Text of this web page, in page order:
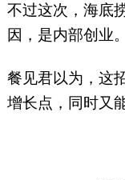
不过这次，海底
因，是内部创业。
餐见君以为，这
增长点，同时又